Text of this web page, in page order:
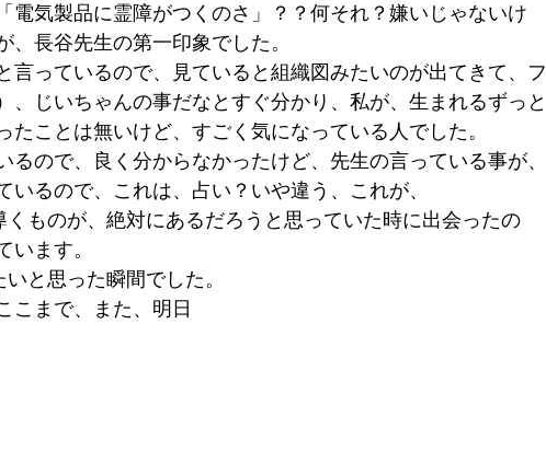
電気製品に霊障がつくのさ」？？何それ？嫌いじゃないけ
長谷先生の第一印象でした。
言っているので、見ていると組織図みたいのが出てきて、フ
、じいちゃんの事だなとすぐ分かり、私が、生まれるずっと
たことは無いけど、すごく気になっている人でした。
るので、良く分からなかったけど、先生の言っている事が、
るので、これは、占い？いや違う、これが、
くものが、絶対にあるだろうと思っていた時に出会ったの
います。
と思った瞬間でした。
こまで、また、明日